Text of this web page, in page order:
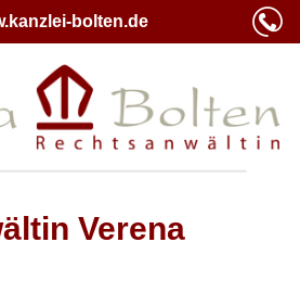
bolten.de
Verena